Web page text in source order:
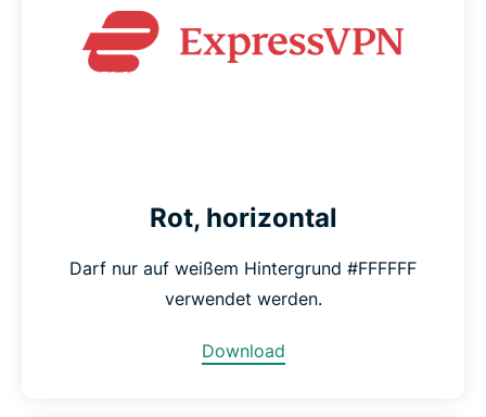
Rot, horizontal
Darf nur auf weißem Hintergrund #FFFFFF
verwendet werden.
Download